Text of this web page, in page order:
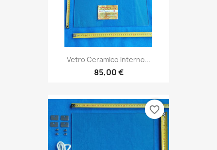
Vetro Ceramico Interno...
85,00 €
favorite_border